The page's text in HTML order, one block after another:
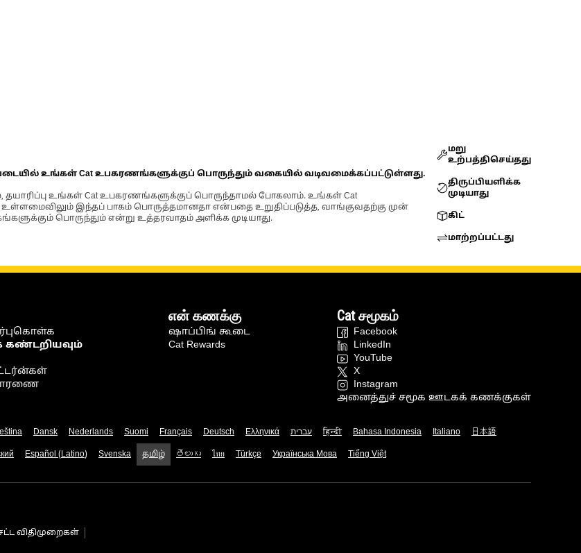
உங்கள் Cat உபகரணங்களுக்குப் பொருந்தும் வகையில் வடிவமைக்கப்பட்டுள்ளது.
உங்கள் Cat உபகரணங்களுக்குப் பொருந்தாமல் போகலாம். உங்கள் Cat
இந்தப் பாகம் பொருத்தமானதா என்பதை உறுதிப்படுத்த, வாங்குவதற்கு முன்
பொருந்தும் என்று உத்தரவாதம் அளிக்க முடியாது.
மறு
உற்பத்திசெய்தது
திருப்பியளிக்க
முடியாது
கிட்
மாற்றப்பட்டது
என் கணக்கு
ஷாப்பிங் கூடை
Cat Rewards
Cat சமூகம்
Facebook
LinkedIn
YouTube
X
Instagram
அனைத்துச் சமூக ஊடகக் கணக்குகள்
Dansk Nederlands Suomi Français Deutsch Ελληνικά עברית हिन्दी Bahasa Indonesia Italiano 日本語
Español (Latino) Svenska தமிழ் తెలుగు ไทย Türkçe Українська Мова Tiếng Việt
விதிமுறைகள்